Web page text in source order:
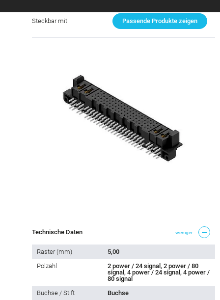
Steckbar mit Passende Produkte zeigen
Technische Daten weniger
Raster (mm)
5,00
Polzahl
2 power / 24 signal, 2 power / 80
signal, 4 power / 24 signal, 4 power /
80 signal
Buchse / Stift
Buchse